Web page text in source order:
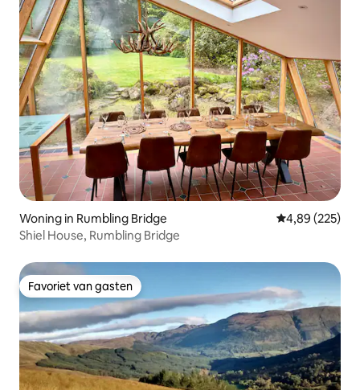
Woning in Rumbling Bridge Gemiddelde
4,89 (225)
Shiel House, Rumbling Bridge
Favoriet van gasten
Favoriet van gasten